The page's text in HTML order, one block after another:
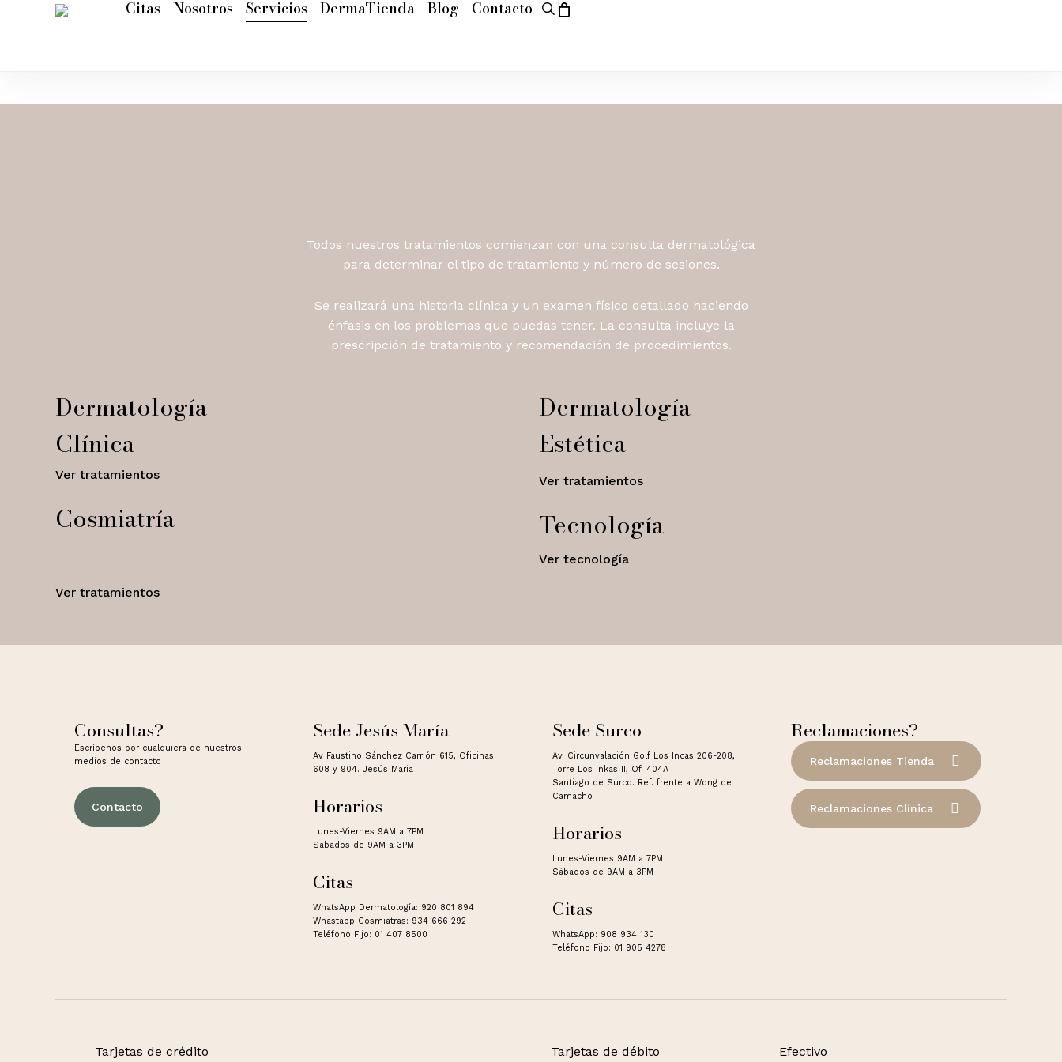
Citas Nosotros Servicios DermaTienda Blog Contacto search
Todos nuestros tratamientos comienzan con una consulta dermatológica
para determinar el tipo de tratamiento y número de sesiones.
Se realizará una historia clínica y un examen físico detallado haciendo
énfasis en los problemas que puedas tener. La consulta incluye la
prescripción de tratamiento y recomendación de procedimientos.
Dermatología
Clínica
Ver tratamientos
Cosmiatría
Ver tratamientos
Dermatología
Estética
Ver tratamientos
Tecnología
Ver tecnología
Consultas?
Escríbenos por cualquiera de nuestros
medios de contacto
Contacto
Sede Jesús María
Av Faustino Sánchez Carrión 615, Oficinas
608 y 904. Jesús Maria
Horarios
Lunes-Viernes 9AM a 7PM
Sábados de 9AM a 3PM
Citas
WhatsApp Dermatología: 920 801 894
Whastapp Cosmiatras: 934 666 292
Teléfono Fijo: 01 407 8500
Sede Surco
Av. Circunvalación Golf Los Incas 206-208,
Torre Los Inkas II, Of. 404A
Santiago de Surco. Ref. frente a Wong de
Camacho
Horarios
Lunes-Viernes 9AM a 7PM
Sábados de 9AM a 3PM
Citas
WhatsApp: 908 934 130
Teléfono Fijo: 01 905 4278
Reclamaciones?
Reclamaciones Tienda
Reclamaciones Clínica
Tarjetas de crédito Tarjetas de débito Efectivo